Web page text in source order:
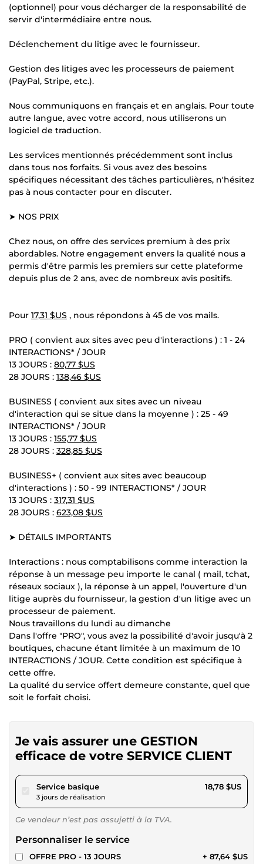
(optionnel) pour vous décharger de la responsabilité de
servir d'intermédiaire entre nous.
Déclenchement du litige avec le fournisseur.
Gestion des litiges avec les processeurs de paiement
(PayPal, Stripe, etc.).
Nous communiquons en français et en anglais. Pour toute
autre langue, avec votre accord, nous utiliserons un
logiciel de traduction.
Les services mentionnés précédemment sont inclus
dans tous nos forfaits. Si vous avez des besoins
spécifiques nécessitant des tâches particulières, n'hésitez
pas à nous contacter pour en discuter.
➤ NOS PRIX
Chez nous, on offre des services premium à des prix
abordables. Notre engagement envers la qualité nous a
permis d'être parmis les premiers sur cette plateforme
depuis plus de 2 ans, avec de nombreux avis positifs.
Pour 17,31 $US , nous répondons à 45 de vos mails.
PRO ( convient aux sites avec peu d'interactions ) : 1 - 24
INTERACTIONS* / JOUR
13 JOURS : 80,77 $US
28 JOURS : 138,46 $US
BUSINESS ( convient aux sites avec un niveau
d'interaction qui se situe dans la moyenne ) : 25 - 49
INTERACTIONS* / JOUR
13 JOURS : 155,77 $US
28 JOURS : 328,85 $US
BUSINESS+ ( convient aux sites avec beaucoup
d'interactions ) : 50 - 99 INTERACTIONS* / JOUR
13 JOURS : 317,31 $US
28 JOURS : 623,08 $US
➤ DÉTAILS IMPORTANTS
Interactions : nous comptabilisons comme interaction la
réponse à un message peu importe le canal ( mail, tchat,
réseaux sociaux ), la réponse à un appel, l'ouverture d'un
litige auprès du fournisseur, la gestion d'un litige avec un
processeur de paiement.
Nous travaillons du lundi au dimanche
Dans l'offre "PRO", vous avez la possibilité d'avoir jusqu'à 2
boutiques, chacune étant limitée à un maximum de 10
INTERACTIONS / JOUR. Cette condition est spécifique à
cette offre.
La qualité du service offert demeure constante, quel que
soit le forfait choisi.
Je vais assurer une GESTION
efficace de votre SERVICE CLIENT
Service basiquepour 17,31 $US
3 jours de réalisation
18,78 $US
Ce vendeur n’est pas assujetti à la TVA.
Personnaliser le service
OFFRE PRO - 13 JOURS + 87,64 $US